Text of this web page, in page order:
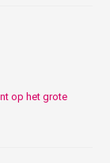
op het grote